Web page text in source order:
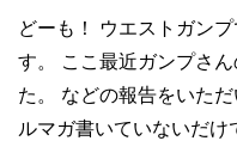
どーも！ ウエストガン
す。 ここ最近ガンプさ
た。 などの報告をいた
ルマガ書いていないだけ